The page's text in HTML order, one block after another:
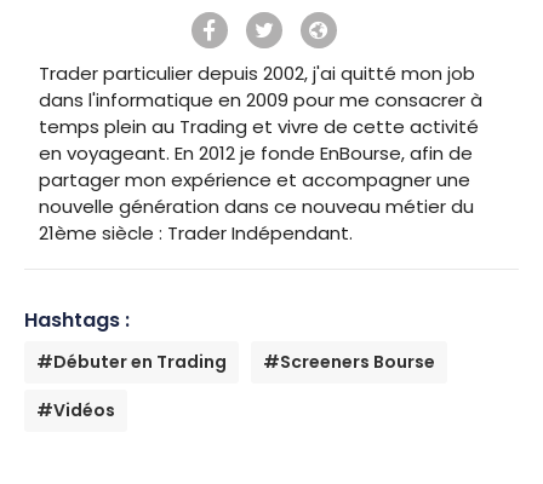
Trader particulier depuis 2002, j'ai quitté mon job
dans l'informatique en 2009 pour me consacrer à
temps plein au Trading et vivre de cette activité
en voyageant. En 2012 je fonde EnBourse, afin de
partager mon expérience et accompagner une
nouvelle génération dans ce nouveau métier du
21ème siècle : Trader Indépendant.
Hashtags :
#Débuter en Trading
#Screeners Bourse
#Vidéos